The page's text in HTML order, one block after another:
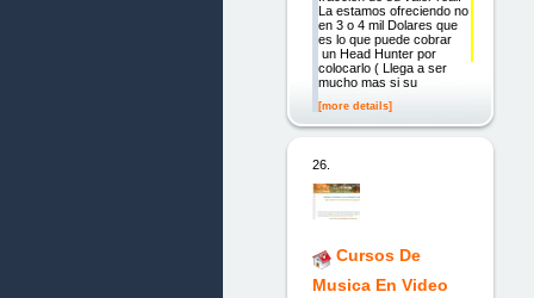
La estamos ofreciendo no
en 3 o 4 mil Dolares que
es lo que puede cobrar
un Head Hunter por
colocarlo ( Llega a ser
mucho mas si su
[more details]
26.
Cursos De
Musica En Video